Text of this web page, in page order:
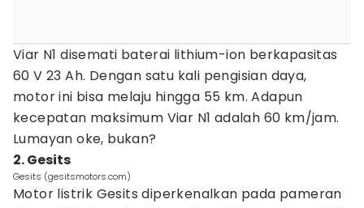
Viar N1 disemati baterai lithium-ion berkapasitas
60 V 23 Ah. Dengan satu kali pengisian daya,
motor ini bisa melaju hingga 55 km. Adapun
kecepatan maksimum Viar N1 adalah 60 km/jam.
Lumayan oke, bukan?
2. Gesits
Gesits (gesitsmotors.com)
Motor listrik Gesits diperkenalkan pada pameran